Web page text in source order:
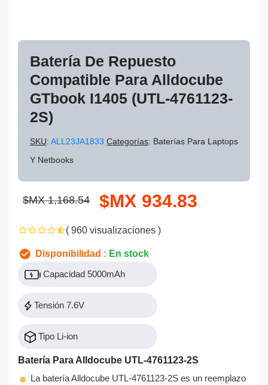
Batería De Repuesto
Compatible Para Alldocube
GTbook I1405 (UTL-4761123-
2S)
SKU: ALL23JA1833 Categorías: Baterías Para Laptops
Y Netbooks
$MX 1,168.54 $MX 934.83
( 960 visualizaciones )
Disponibilidad : En stock
Capacidad 5000mAh
Tensión 7.6V
Tipo Li-ion
Batería Para Alldocube UTL-4761123-2S
La batería Alldocube UTL-4761123-2S es un reemplazo